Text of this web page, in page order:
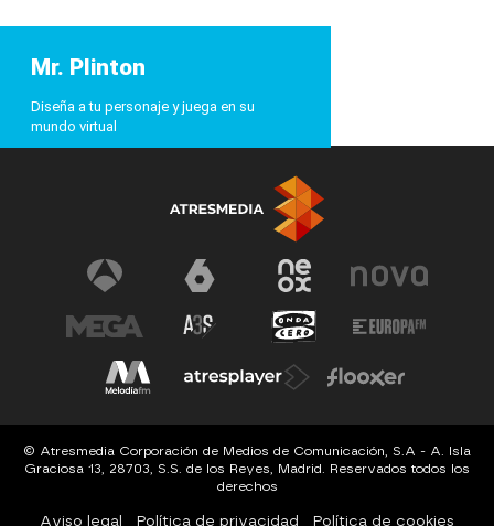
Mr. Plinton
Diseña a tu personaje y juega en su
mundo virtual
© Atresmedia Corporación de Medios de Comunicación, S.A - A. Isla
Graciosa 13, 28703, S.S. de los Reyes, Madrid. Reservados todos los
derechos
Aviso legal Política de privacidad Política de cookies